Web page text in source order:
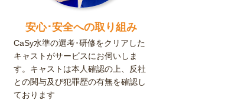
安心･安全への取り組み
CaSy水準の選考･研修をクリアした
キャストがサービスにお伺いしま
す。キャストは本人確認の上、反社
との関与及び犯罪歴の有無を確認し
ております